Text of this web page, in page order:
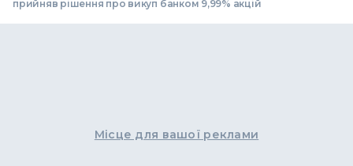
прийняв рішення про викуп банком 9,99% акцій
Місце для вашої реклами